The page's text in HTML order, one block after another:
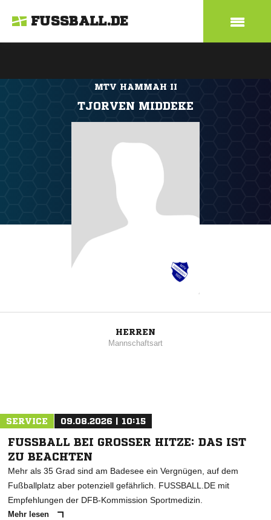
FUSSBALL.DE
MTV HAMMAH II
TJORVEN MIDDEKE
HERREN
Mannschaftsart
SERVICE 09.08.2026 | 10:15
FUSSBALL BEI GROSSER HITZE: DAS IST ZU
BEACHTEN
Mehr als 35 Grad sind am Badesee ein Vergnügen, auf dem
Fußballplatz aber potenziell gefährlich. FUSSBALL.DE mit
Empfehlungen der DFB-Kommission Sportmedizin.
Mehr lesen